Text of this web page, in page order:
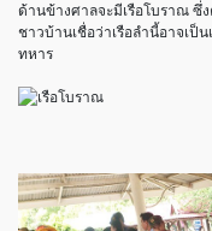
ด้านข้างศาลจะมีเรือโบราณ ซึ่
ชาวบ้านเชื่อว่าเรือลำนี้อาจเป็น
ทหาร